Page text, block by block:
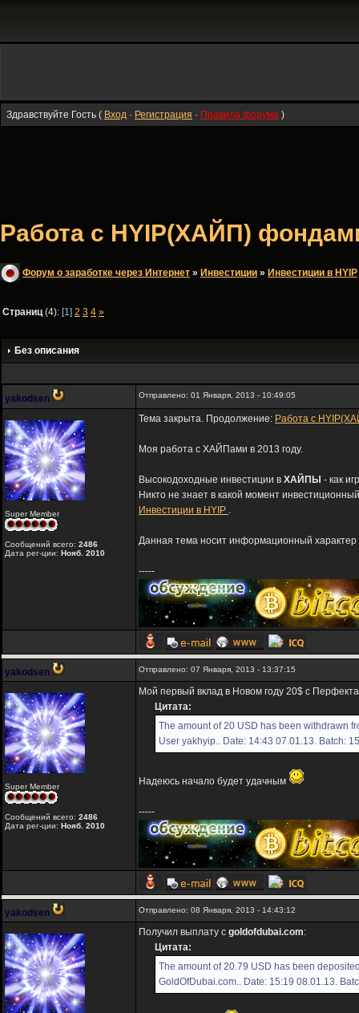
Здравствуйте Гость ( Вход · Регистрация · Правила форума )
Работа с HYIP(ХАЙП)
Форум о заработке через Интернет » Инвестиции » Инвестиции в HYIP
Страниц(4): [1] 2 3 4 »
Без описания
yakodsen Отправлено: 01 Января, 2013 - 10:49:05
Super Member
Сообщений всего: 2486
Дата рег-ции: Нояб. 2010
Тема закрыта. Продолжение: Работа с
Моя работа с ХАЙПами в 2013 году.
Высокодоходные инвестиции в ХАЙПЫ - как
Никто не знает в какой момент
Инвестиции в HYIP .
Данная тема носит информационный характер
-----
yakodsen Отправлено: 07 Января, 2013 - 13:37:15
Super Member
Сообщений всего: 2486
Дата рег-ции: Нояб. 2010
Мой первый вклад в Новом году 20$ с
Цитата:
The amount of 20 USD has been withdrawn
User yakhyip.. Date: 14:43 07.01.13. Batch:
Надеюсь начало будет удачным
-----
yakodsen Отправлено: 08 Января, 2013 - 14:43:12
Получил выплату с goldofdubai.com:
Цитата:
The amount of 20.79 USD has been
GoldOfDubai.com.. Date: 15:19 08.01.13.